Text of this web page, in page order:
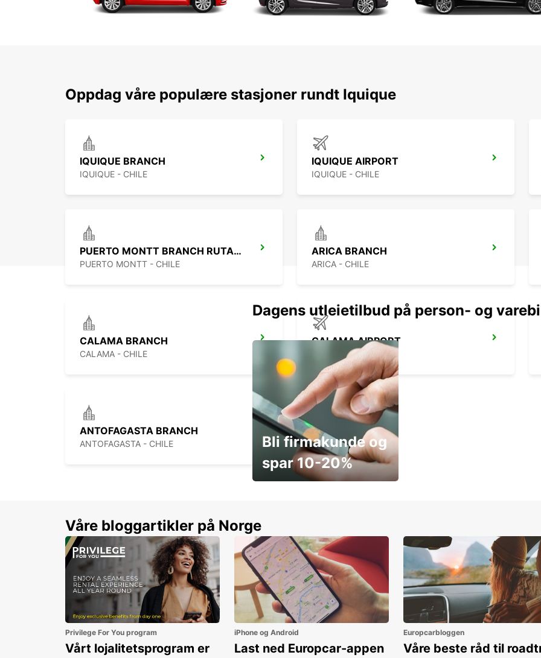
Oppdag våre populære stasjoner rundt Iquique
IQUIQUE BRANCH
IQUIQUE - CHILE
IQUIQUE AIRPORT
IQUIQUE - CHILE
PUERTO MONTT BRANCH RUTA 5 SUR
PUERTO MONTT - CHILE
ARICA BRANCH
ARICA - CHILE
CALAMA BRANCH
CALAMA - CHILE
CALAMA AIRPORT
CALAMA - CHILE
ANTOFAGASTA BRANCH
ANTOFAGASTA - CHILE
Dagens utleietilbud på person- og
Bli firmakunde og
spar 10-20%
Våre bloggartikler på Norge
Privilege For You program
Vårt lojalitetsprogram er
iPhone og Android
Last ned Europcar-appen
Europcarbloggen
Våre beste råd til